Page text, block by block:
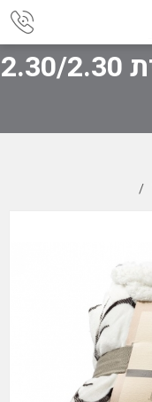
שמיכת כבש דו צדדית 2.30/2.30
/